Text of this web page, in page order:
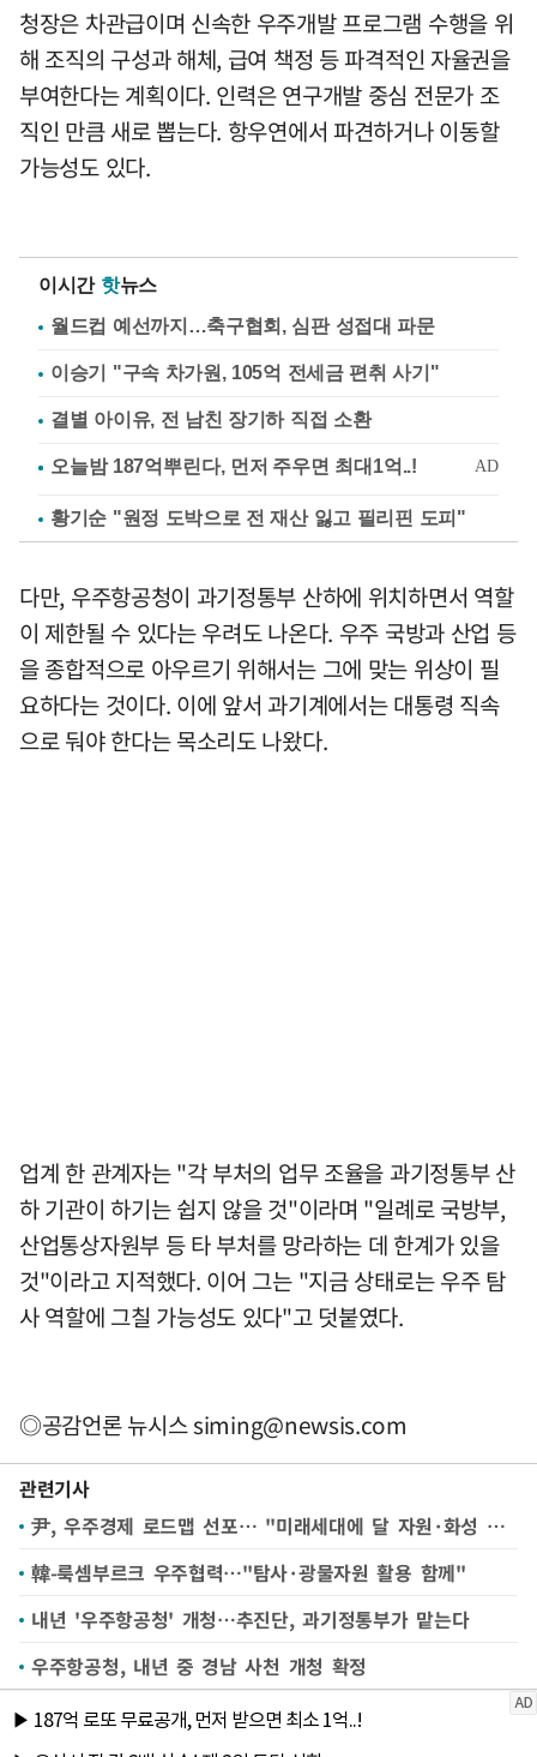
청장은 차관급이며 신속한 우주개발 프로그램 수행을 위
해 조직의 구성과 해체, 급여 책정 등 파격적인 자율권을
부여한다는 계획이다. 인력은 연구개발 중심 전문가 조
직인 만큼 새로 뽑는다. 항우연에서 파견하거나 이동할
가능성도 있다.
이시간 핫뉴스
월드컵 예선까지…축구협회, 심판 성접대 파문
이승기 "구속 차가원, 105억 전세금 편취 사기"
결별 아이유, 전 남친 장기하 직접 소환
황기순 "원정 도박으로 전 재산 잃고 필리핀 도피"
다만, 우주항공청이 과기정통부 산하에 위치하면서 역할
이 제한될 수 있다는 우려도 나온다. 우주 국방과 산업 등
을 종합적으로 아우르기 위해서는 그에 맞는 위상이 필
요하다는 것이다. 이에 앞서 과기계에서는 대통령 직속
으로 둬야 한다는 목소리도 나왔다.
업계 한 관계자는 "각 부처의 업무 조율을 과기정통부 산
하 기관이 하기는 쉽지 않을 것"이라며 "일례로 국방부,
산업통상자원부 등 타 부처를 망라하는 데 한계가 있을
것"이라고 지적했다. 이어 그는 "지금 상태로는 우주 탐
사 역할에 그칠 가능성도 있다"고 덧붙였다.
◎공감언론 뉴시스siming@newsis.com
관련기사
尹, 우주경제 로드맵 선포… "미래세대에 달 자원·화성 터전 선물"
韓-룩셈부르크 우주협력…"탐사·광물자원 활용 함께"
내년 '우주항공청' 개청…추진단, 과기정통부가 맡는다
우주항공청, 내년 중 경남 사천 개청 확정